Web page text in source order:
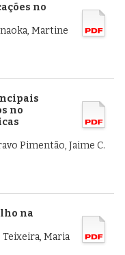
no
Martine
no
Pimentão, Jaime C.
na
Teixeira, Maria